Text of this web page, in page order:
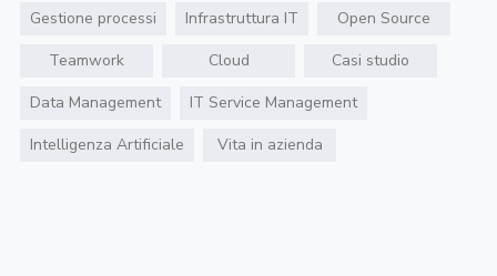
Gestione processi
Infrastruttura IT
Open Source
Teamwork
Cloud
Casi studio
Data Management
IT Service Management
Intelligenza Artificiale
Vita in azienda